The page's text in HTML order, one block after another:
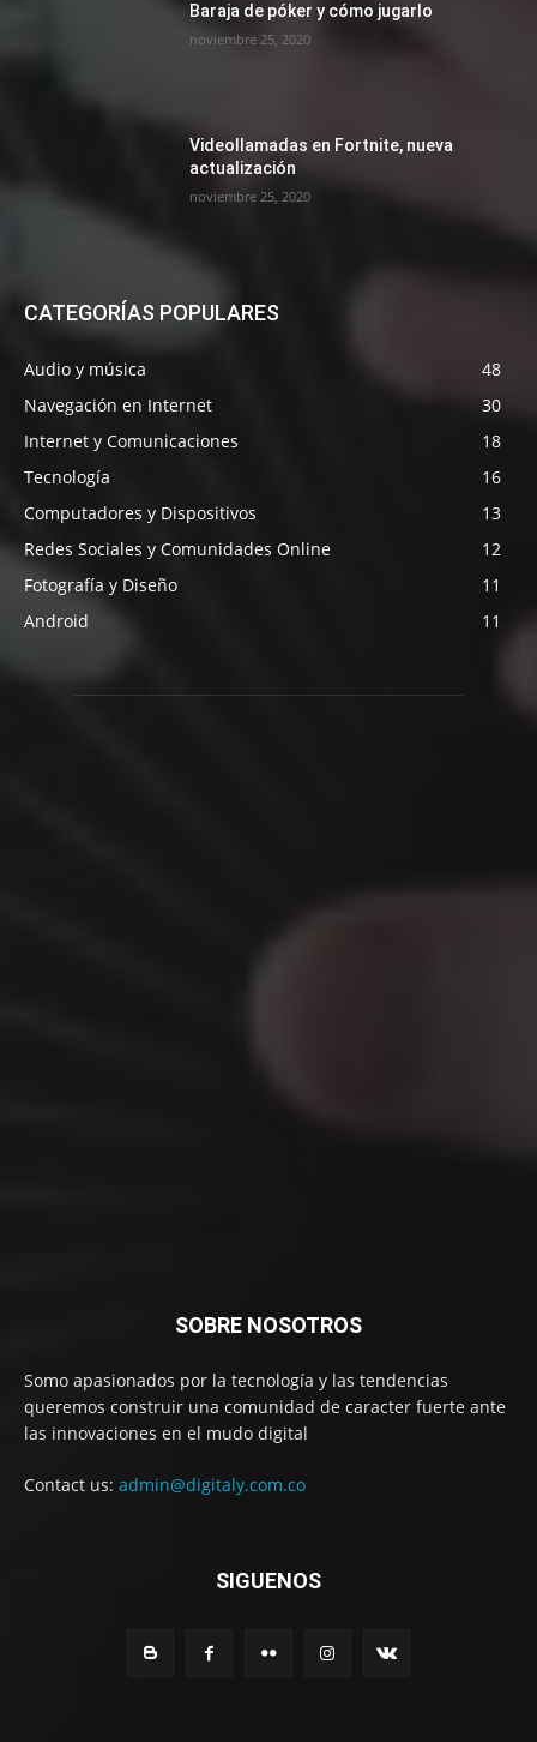
Baraja de póker y cómo jugarlo
noviembre 25, 2020
Videollamadas en Fortnite, nueva
actualización
noviembre 25, 2020
CATEGORÍAS POPULARES
Audio y música
48
Navegación en Internet
30
Internet y Comunicaciones
18
Tecnología
16
Computadores y Dispositivos
13
Redes Sociales y Comunidades Online
12
Fotografía y Diseño
11
Android
11
SOBRE NOSOTROS
Somo apasionados por la tecnología y las tendencias
queremos construir una comunidad de caracter fuerte ante
las innovaciones en el mudo digital
Contact us: admin@digitaly.com.co
SIGUENOS